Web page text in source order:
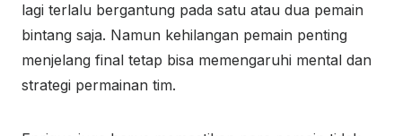
lagi terlalu bergantung pada satu atau dua pemain
bintang saja. Namun kehilangan pemain penting
menjelang final tetap bisa memengaruhi mental dan
strategi permainan tim.